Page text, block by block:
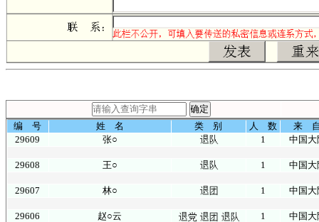
编 号 姓 名 类 别 人 数
来
29609
张○ 1 中国大
29608 王○ 1 中国大
29607 林○ 1 中国大
29606 赵○云 1 中国大